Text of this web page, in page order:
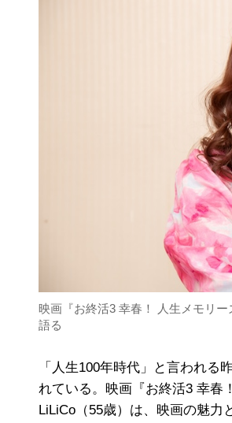
映画『お終活3 幸春！ 人生メモリ
語る
「人生100年時代」と言われる
れている。映画『お終活3 幸春
LiLiCo（55歳）は、映画の魅力